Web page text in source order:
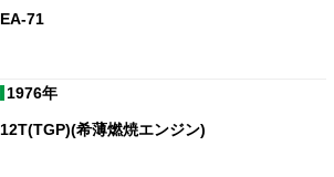
EA-71
1976年
12T(TGP)(希薄燃焼エンジン)